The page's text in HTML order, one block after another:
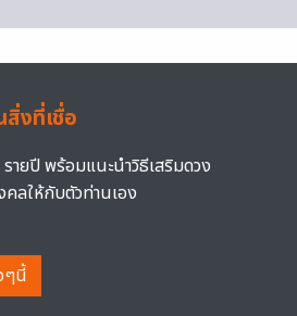
สิ่งที่เชื่อ
ายปี พร้อมแนะนำวิธีเสริมดวง
ลให้กับตัวท่านเอง
ๆนี้